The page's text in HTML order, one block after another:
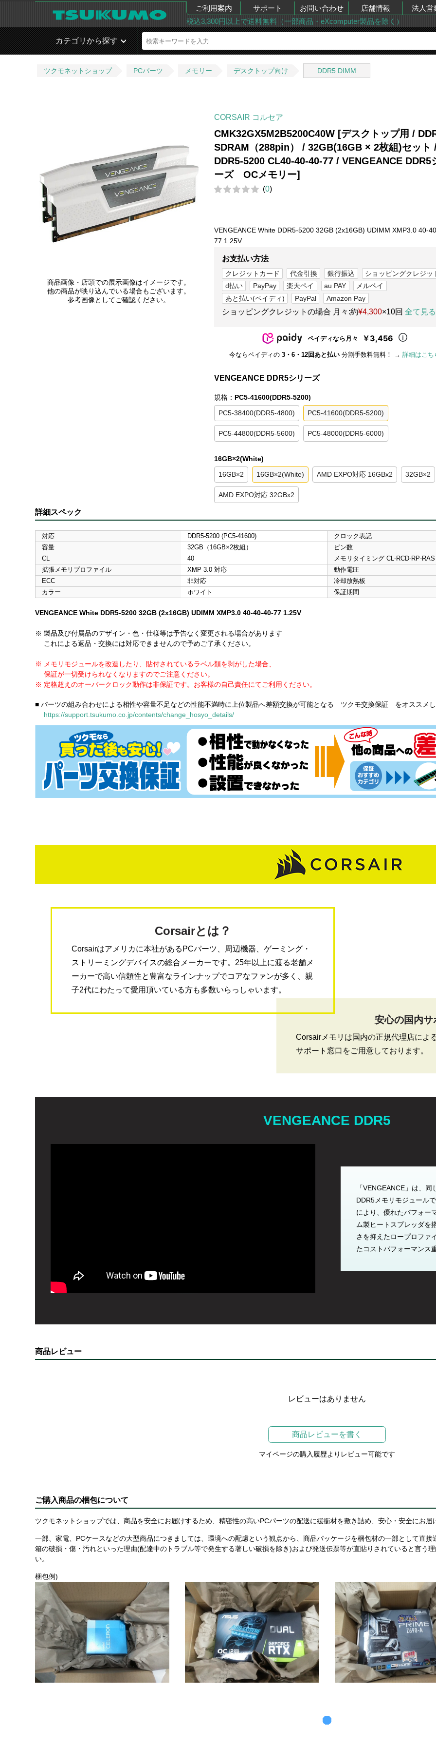
ご利用案内 サポート お問い合わせ 店舗情報
法人営
税込3,300円以上で送料無料（一部商品・eXcomputer製品を除く）
カテゴリから探す
ツクモネットショップ PCパーツ メモリー デスクトップ向け DDR5 DIMM
商品画像・店頭での展示画像はイメージです。
他の商品が映り込んでいる場合もございます。
参考画像としてご確認ください。
CORSAIR コルセア
CMK32GX5M2B5200C40W [デスクトップ用 /
SDRAM（288pin） / 32GB(16GB × 2枚組)セット
DDR5-5200 CL40-40-40-77 / VENGEANCE DDR5
ーズ OCメモリー]
(0)
VENGEANCE White DDR5-5200 32GB (2x16GB) UDIMM XMP3.0 40-
77 1.25V
お支払い方法
クレジットカード 代金引換 銀行振込
ショッピングクレジッ
d払い
PayPay 楽天ペイ au PAY
メルペイ
あと払い(ペイディ)
PayPal Amazon Pay
ショッピングクレジットの場合 月々:約¥4,300×10回 全て見る
ペイディなら月々 ￥3,456
今ならペイディの 3・6・12回あと払い 分割手数料無料！ → 詳細はこち
VENGEANCE DDR5シリーズ
規格： PC5-41600(DDR5-5200)
PC5-38400(DDR5-4800) PC5-41600(DDR5-5200)
PC5-44800(DDR5-5600) PC5-48000(DDR5-6000)
16GB×2(White)
16GB×2 16GB×2(White) AMD EXPO対応 16GBx2 32GB×2
AMD EXPO対応 32GBx2
詳細スペック
対応 DDR5-5200 (PC5-41600)
クロック表記
容量
32GB（16GB×2枚組）
ピン数
CL
40
メモリタイミング CL-RCD-RP-RAS
拡張メモリプロファイル
XMP 3.0 対応
動作電圧
ECC
非対応
冷却放熱板
カラー
ホワイト 保証期間
VENGEANCE White DDR5-5200 32GB (2x16GB) UDIMM XMP3.0 40-40-40-77 1.25V
※ 製品及び付属品のデザイン・色・仕様等は予告なく変更される場合があります
これによる返品・交換には対応できませんので予めご了承ください。
※ メモリモジュールを改造したり、貼付されているラベル類を剥がした場合、
保証が一切受けられなくなりますのでご注意ください。
※ 定格超えのオーバークロック動作は非保証です。お客様の自己責任にてご利用ください。
■ パーツの組み合わせによる相性や容量不足などの性能不満時に上位製品へ差額交換が可能となる ツクモ交換保証 をオススメ
https://support.tsukumo.co.jp/contents/change_hosyo_details/
Corsairとは？
Corsairはアメリカに本社があるPCパーツ、周辺機器、ゲーミング・
ストリーミングデバイスの総合メーカーです。25年以上に渡る老舗メ
ーカーで高い信頼性と豊富なラインナップでコアなファンが多く、親
子2代にわたって愛用頂いている方も多数いらっしゃいます。
安心の国内サ
Corsairメモリは国内の正規代理店によ
サポート窓口をご用意しております。
VENGEANCE DDR5
「VENGEANCE」は、
DDR5メモリモジュール
により、優れたパフォー
ム製ヒートスプレッダを
さを抑えたロープロファ
たコストパフォーマンス
商品レビュー
レビューはありません
商品レビューを書く
マイページの購入履歴よりレビュー可能です
ご購入商品の梱包について
ツクモネットショップでは、商品を安全にお届けするため、精密性の高いPCパーツの配送に緩衝材を敷き詰め、安心・安全にお
一部、家電、PCケースなどの大型商品につきましては、環境への配慮という観点から、商品パッケージを梱包材の一部として直
箱の破損・傷・汚れといった理由(配達中のトラブル等で発生する著しい破損を除き)および発送伝票等が直貼りされていると言う
い。
梱包例)